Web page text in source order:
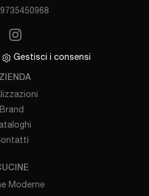
Gestisci i consensi
Brand
Moderne